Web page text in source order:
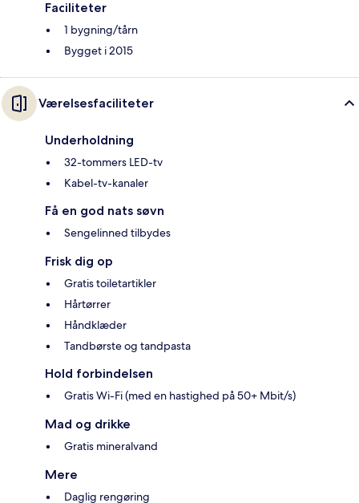
Faciliteter
1 bygning/tårn
Bygget i 2015
Værelsesfaciliteter
Underholdning
32-tommers LED-tv
Kabel-tv-kanaler
Få en god nats søvn
Sengelinned tilbydes
Frisk dig op
Gratis toiletartikler
Hårtørrer
Håndklæder
Tandbørste og tandpasta
Hold forbindelsen
Gratis Wi-Fi (med en hastighed på 50+ Mbit/s)
Mad og drikke
Gratis mineralvand
Mere
Daglig rengøring